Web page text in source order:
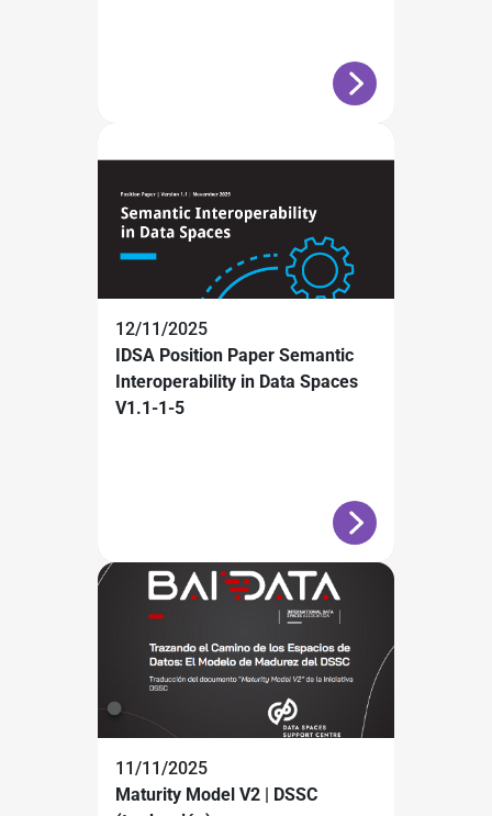
12/11/2025
IDSA Position Paper Semantic
Interoperability in Data Spaces
V1.1-1-5
11/11/2025
Maturity Model V2 | DSSC